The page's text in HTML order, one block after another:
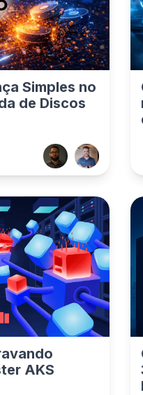
Simples no
de Discos
AKS